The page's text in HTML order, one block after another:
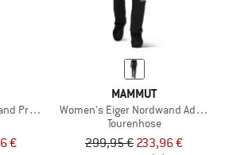
Pro Hardshell Pants
€
MAMMUT
Women's Eiger Nordwand
Tourenhose
299,95 € 233,96 €